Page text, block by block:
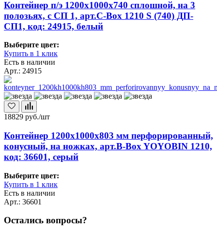
Контейнер п/э 1200х1000х740 сплошной, на 3
полозьях, с СП 1, арт.C-Box 1210 S (740) ДП-
СП1, код: 24915, белый
Выберите цвет:
Купить в 1 клик
Есть в наличии
Арт.: 24915
18829 руб./шт
Контейнер 1200х1000х803 мм перфорированный,
конусный, на ножках, арт.B-Box YOYOBIN 1210,
код: 36601, серый
Выберите цвет:
Купить в 1 клик
Есть в наличии
Арт.: 36601
Остались вопросы?